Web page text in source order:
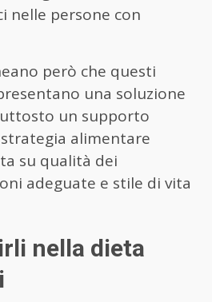
nelle persone con
però che questi
una soluzione
un supporto
alimentare
su qualità dei
adeguate e stile di vita
nella dieta